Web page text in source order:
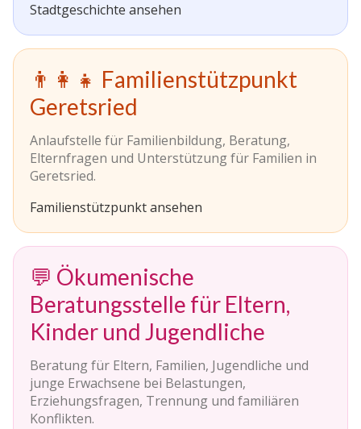
Stadtgeschichte ansehen
👨‍👩‍👧 Familienstützpunkt
Geretsried
Anlaufstelle für Familienbildung, Beratung,
Elternfragen und Unterstützung für Familien in
Geretsried.
Familienstützpunkt ansehen
💬 Ökumenische
Beratungsstelle für Eltern,
Kinder und Jugendliche
Beratung für Eltern, Familien, Jugendliche und
junge Erwachsene bei Belastungen,
Erziehungsfragen, Trennung und familiären
Konflikten.